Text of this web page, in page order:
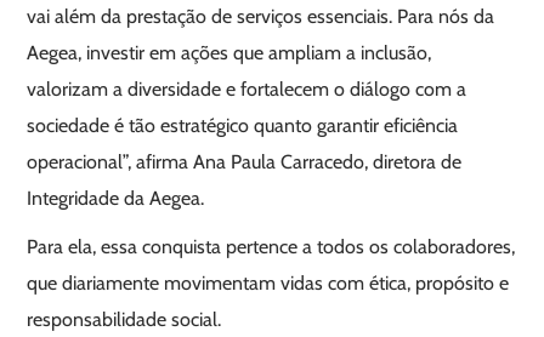
vai além da prestação de serviços essenciais. Para nós da
Aegea, investir em ações que ampliam a inclusão,
valorizam a diversidade e fortalecem o diálogo com a
sociedade é tão estratégico quanto garantir eficiência
operacional”, afirma Ana Paula Carracedo, diretora de
Integridade da Aegea.
Para ela, essa conquista pertence a todos os colaboradores,
que diariamente movimentam vidas com ética, propósito e
responsabilidade social.